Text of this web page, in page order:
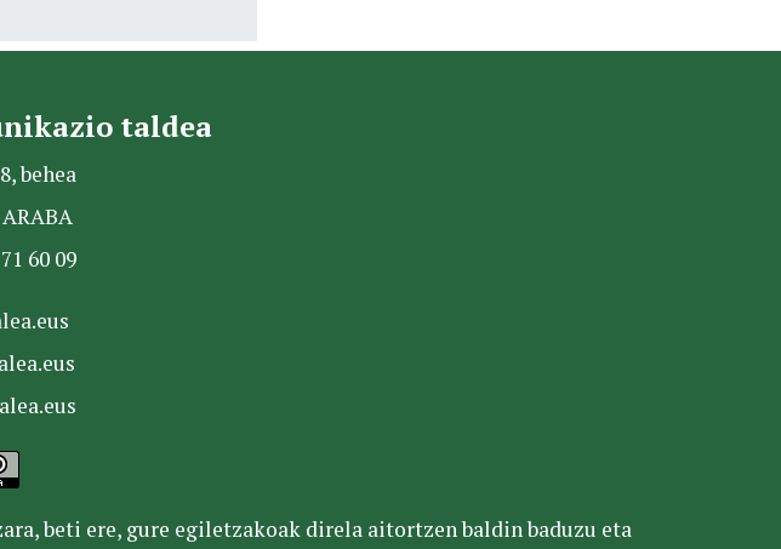
taldea
behea
60 09
beti ere, gure egiletzakoak direla aitortzen baldin baduzu eta